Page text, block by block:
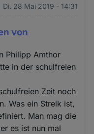
Di. 28 Mai 2019 - 14:31
von
Philipp Amthor
in der schulfreien
Zeit noch
Was ein Streik ist,
Man mag die
es ist nun mal